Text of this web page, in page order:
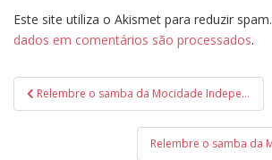
Este site utiliza o Akismet para reduzir spam.
dados em comentários são processados.
Navegação
de
Relembre o samba da Mocidade Independente de Padre Miguel em 2017